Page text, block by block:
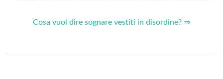
Cosa vuol dire sognare vestiti in disordine? ⇒